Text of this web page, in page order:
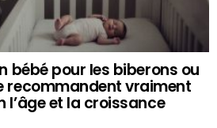
bébé pour les biberons ou
recommandent vraiment
l’âge et la croissance